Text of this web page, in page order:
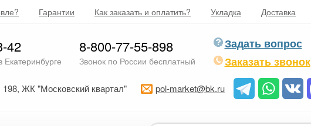
Гарантии Как заказать и оплатить? Укладка Доставка
42 8-800-77-55-898
Звонок по России бесплатный
Задать вопрос
Заказать звонок
198, ЖК "Московский квартал" pol-market@bk.ru